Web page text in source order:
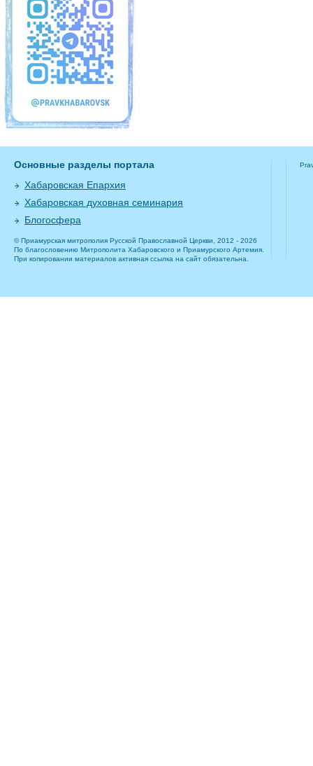
Основные разделы портала
Хабаровская Епархия
Хабаровская духовная семинария
Блогосфера
© Приамурская митрополия Русской Православной Церкви, 2012 - 2026
По благословению Митрополита Хабаровского и Приамурского Артемия.
При копировании материалов активная ссылка на сайт обязательна.